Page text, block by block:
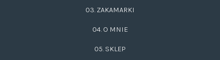
03. ZAKAMARKI
04. O MNIE
05. SKLEP